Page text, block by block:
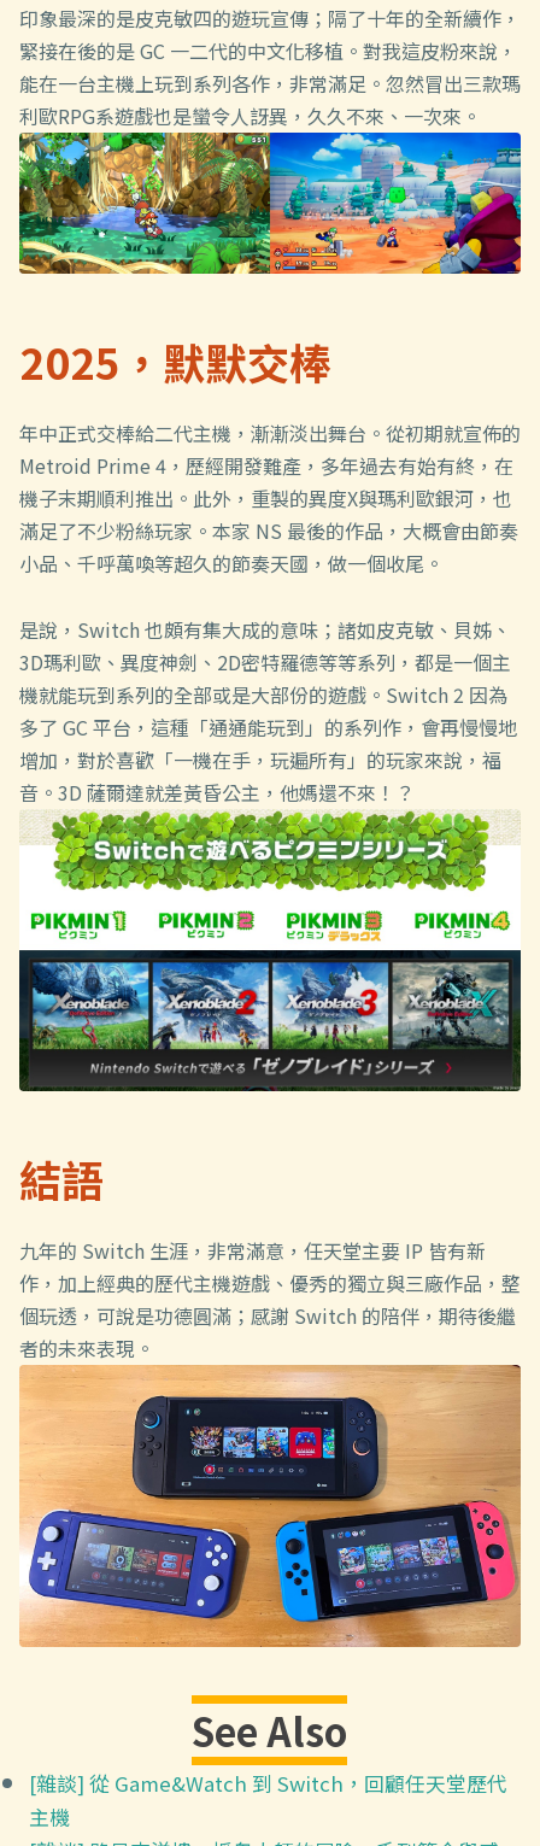
印象最深的是皮克敏四的遊玩宣傳；隔了十年的全新續作，
緊接在後的是 GC 一二代的中文化移植。對我這皮粉來說，
能在一台主機上玩到系列各作，非常滿足。忽然冒出三款瑪
利歐RPG系遊戲也是蠻令人訝異，久久不來、一次來。
2025，默默交棒
年中正式交棒給二代主機，漸漸淡出舞台。從初期就宣佈的
Metroid Prime 4，歷經開發難產，多年過去有始有終，在
機子末期順利推出。此外，重製的異度X與瑪利歐銀河，也
滿足了不少粉絲玩家。本家 NS 最後的作品，大概會由節奏
小品、千呼萬喚等超久的節奏天國，做一個收尾。
是說，Switch 也頗有集大成的意味；諸如皮克敏、貝姊、
3D瑪利歐、異度神劍、2D密特羅德等等系列，都是一個主
機就能玩到系列的全部或是大部份的遊戲。Switch 2 因為
多了 GC 平台，這種「通通能玩到」的系列作，會再慢慢地
增加，對於喜歡「一機在手，玩遍所有」的玩家來說，福
音。3D 薩爾達就差黃昏公主，他媽還不來！？
結語
九年的 Switch 生涯，非常滿意，任天堂主要 IP 皆有新
作，加上經典的歷代主機遊戲、優秀的獨立與三廠作品，整
個玩透，可說是功德圓滿；感謝 Switch 的陪伴，期待後繼
者的未來表現。
See Also
[雜談] 從 Game&Watch 到 Switch，回顧任天堂歷代
主機